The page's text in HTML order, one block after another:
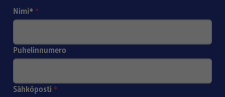
Nimi* *
Puhelinnumero
Sähköposti *